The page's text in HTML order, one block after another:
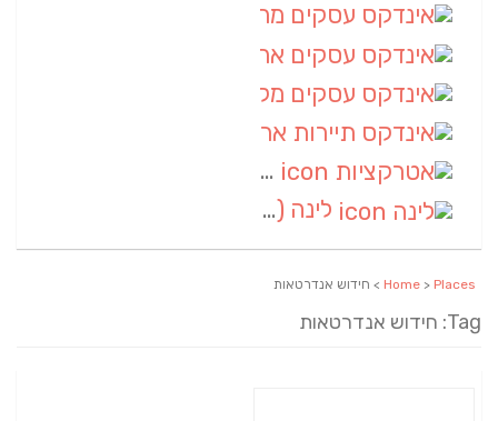
אטרקציות
לינה (1)
Home > Places > חידוש אנדרטאות
Tag: חידוש אנדרטאות